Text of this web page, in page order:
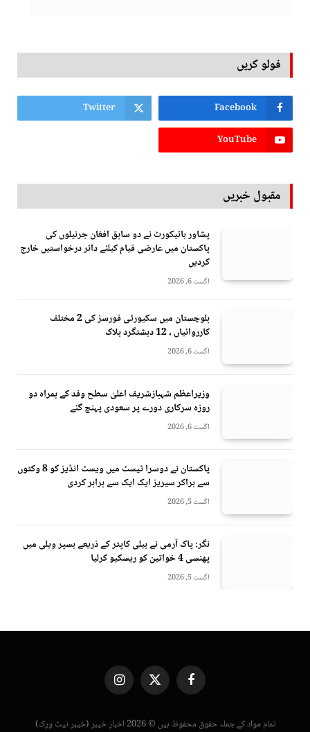
فولو کریں
Facebook
Twitter
YouTube
مقبول خبریں
پشاور ہائیکورٹ نے دو سابق افغان جرنیلوں کی
پاکستان میں عارضی قیام کیلئے دائر درخواستیں خارج
کردیں
اگست 6, 2026
بلوچستان میں سکیورٹی فورسز کی 2 مختلف
کارروائیاں ، 12 دہشتگرد ہلاک
اگست 6, 2026
وزیراعظم شہبازشریف اعلیٰ سطح وفد کے ہمراہ دو
روزه سرکاری دورے پر سعودی پہنچ گئے
اگست 6, 2026
پاکستان نے دوسرا ٹیسٹ میں ویسٹ انڈیز کو 8 وکٹوں
سے ہراکر سیریز ایک ایک سے برابر کردی
اگست 5, 2026
نگر: پاک آرمی نے ہیلی کاپٹر کے ذریعے ہسپر ویلی میں
پھنسی 4 خواتین کو ریسکیو کرلیا
اگست 5, 2026
Facebook
X
(Twitter)
Instagram
تمام مواد کے جملہ حقوق محفوظ ہیں © 2026 اخبار خیبر (خیبر نیٹ ورک)